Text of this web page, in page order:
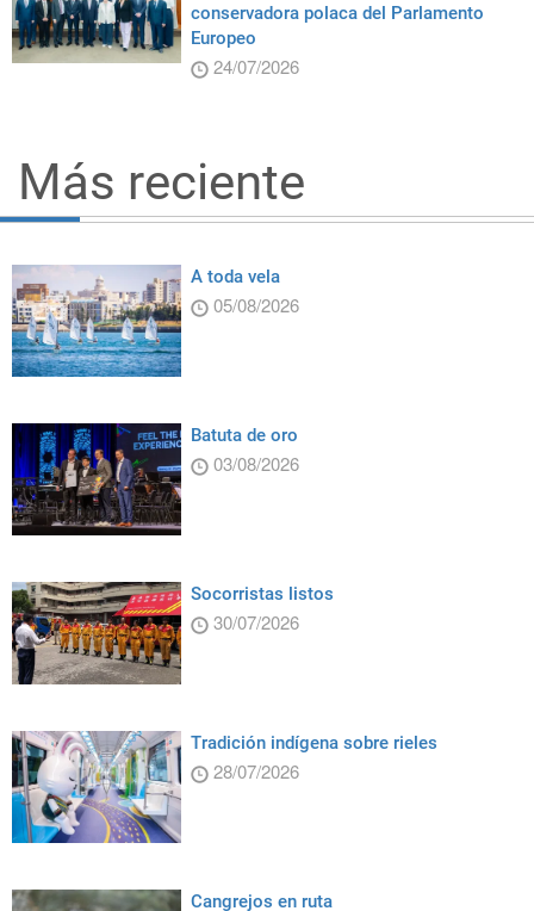
conservadora polaca del Parlamento
Europeo
24/07/2026
Más reciente
A toda vela
05/08/2026
Batuta de oro
03/08/2026
Socorristas listos
30/07/2026
Tradición indígena sobre rieles
28/07/2026
Cangrejos en ruta